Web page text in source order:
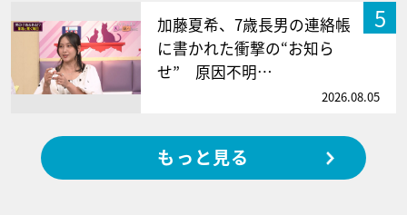
5
加藤夏希、7歳長男の連絡帳
に書かれた衝撃の“お知ら
せ” 原因不明…
2026.08.05
もっと見る